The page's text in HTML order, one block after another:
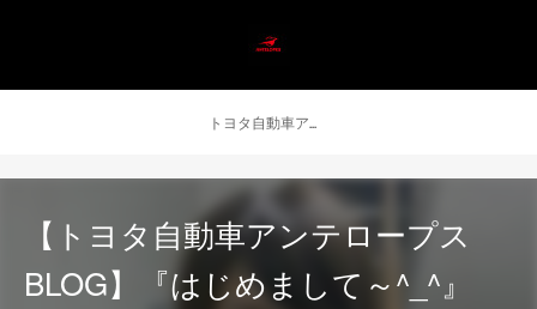
トヨタ自動車アンテロープス公式 ニュース
【トヨタ自動車アンテロープス
BLOG】『はじめまして～^_^』